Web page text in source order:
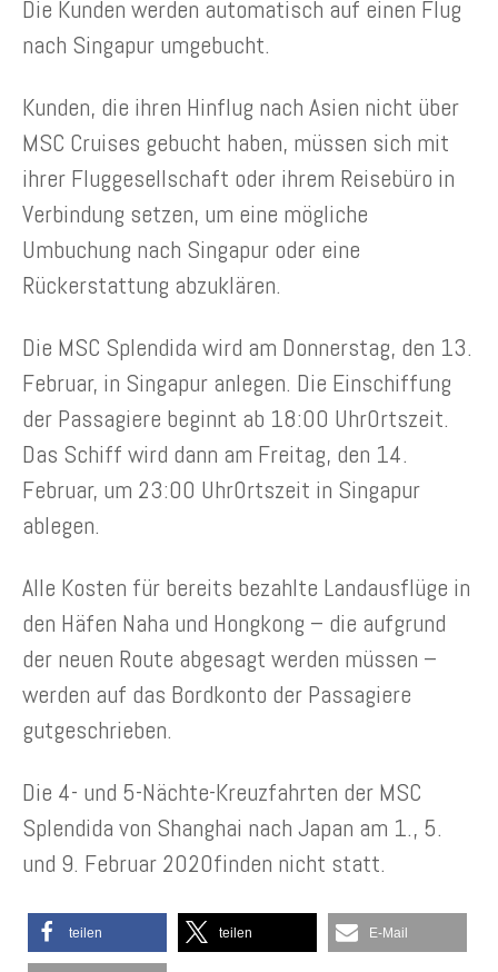
Die Kunden werden automatisch auf einen Flug
nach Singapur umgebucht.
Kunden, die ihren Hinflug nach Asien nicht über
MSC Cruises gebucht haben, müssen sich mit
ihrer Fluggesellschaft oder ihrem Reisebüro in
Verbindung setzen, um eine mögliche
Umbuchung nach Singapur oder eine
Rückerstattung abzuklären.
Die MSC Splendida wird am Donnerstag, den 13.
Februar, in Singapur anlegen. Die Einschiffung
der Passagiere beginnt ab 18:00 UhrOrtszeit.
Das Schiff wird dann am Freitag, den 14.
Februar, um 23:00 UhrOrtszeit in Singapur
ablegen.
Alle Kosten für bereits bezahlte Landausflüge in
den Häfen Naha und Hongkong – die aufgrund
der neuen Route abgesagt werden müssen –
werden auf das Bordkonto der Passagiere
gutgeschrieben.
Die 4- und 5-Nächte-Kreuzfahrten der MSC
Splendida von Shanghai nach Japan am 1., 5.
und 9. Februar 2020finden nicht statt.
teilen teilen E-Mail